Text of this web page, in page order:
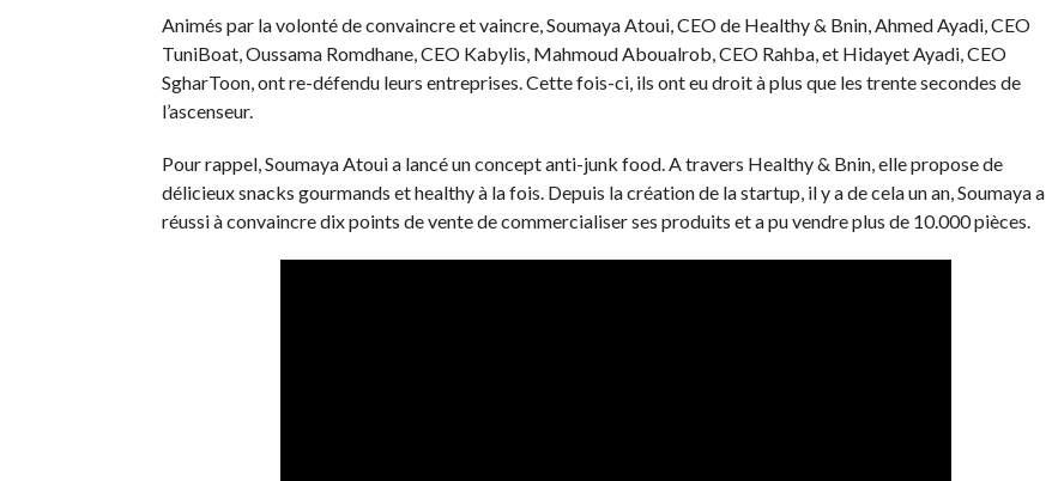
Animés par la volonté de convaincre et vaincre, Soumaya Atoui, CEO de Healthy & Bnin, Ahmed Ayadi, CEO
TuniBoat, Oussama Romdhane, CEO Kabylis, Mahmoud Aboualrob, CEO Rahba, et Hidayet Ayadi, CEO
SgharToon, ont re-défendu leurs entreprises. Cette fois-ci, ils ont eu droit à plus que les trente secondes de
l’ascenseur.
Pour rappel, Soumaya Atoui a lancé un concept anti-junk food. A travers Healthy & Bnin, elle propose de
délicieux snacks gourmands et healthy à la fois. Depuis la création de la startup, il y a de cela un an, Soumaya a
réussi à convaincre dix points de vente de commercialiser ses produits et a pu vendre plus de 10.000 pièces.